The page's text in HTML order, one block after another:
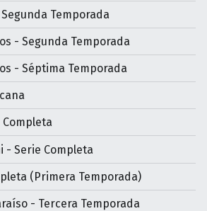
Temporada
- Segunda Temporada
- Séptima Temporada
Completa
- Serie Completa
(Primera Temporada)
- Tercera Temporada